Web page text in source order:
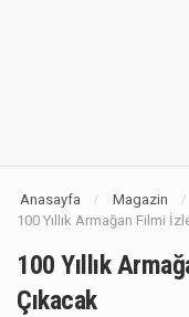
Anasayfa / Magazin /
100 Yıllık Armağan Filmi
100 Yıllık
Çıkacak